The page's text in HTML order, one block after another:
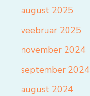
august 2025
veebruar 2025
november 2024
september 2024
august 2024